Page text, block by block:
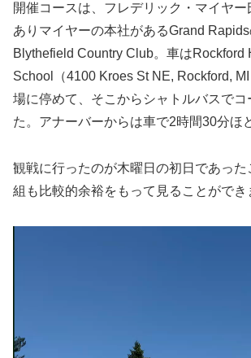
開催コースは、フレデリック・マイヤ
ありマイヤーの本社があるGrand
Blythefield Country Club。車はRockford
School（4100 Kroes St NE, Rockford,
場に停めて、そこからシャトルバスでコ
た。アナーバーからは車で2時間30分ほ
観戦に行ったのが木曜日の初日であっ
組も比較的余裕をもって見ることができ